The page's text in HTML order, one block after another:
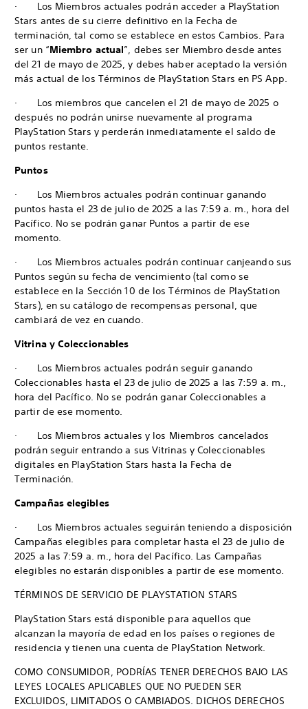
· Los Miembros actuales podrán acceder a PlayStation
Stars antes de su cierre definitivo en la Fecha de
terminación, tal como se establece en estos Cambios. Para
ser un “Miembro actual”, debes ser Miembro desde antes
del 21 de mayo de 2025, y debes haber aceptado la versión
más actual de los Términos de PlayStation Stars en PS App.
· Los miembros que cancelen el 21 de mayo de 2025 o
después no podrán unirse nuevamente al programa
PlayStation Stars y perderán inmediatamente el saldo de
puntos restante.
Puntos
· Los Miembros actuales podrán continuar ganando
puntos hasta el 23 de julio de 2025 a las 7:59 a. m., hora del
Pacífico. No se podrán ganar Puntos a partir de ese
momento.
· Los Miembros actuales podrán continuar canjeando sus
Puntos según su fecha de vencimiento (tal como se
establece en la Sección 10 de los Términos de PlayStation
Stars), en su catálogo de recompensas personal, que
cambiará de vez en cuando.
Vitrina y Coleccionables
· Los Miembros actuales podrán seguir ganando
Coleccionables hasta el 23 de julio de 2025 a las 7:59 a. m.,
hora del Pacífico. No se podrán ganar Coleccionables a
partir de ese momento.
· Los Miembros actuales y los Miembros cancelados
podrán seguir entrando a sus Vitrinas y Coleccionables
digitales en PlayStation Stars hasta la Fecha de
Terminación.
Campañas elegibles
· Los Miembros actuales seguirán teniendo a disposición
Campañas elegibles para completar hasta el 23 de julio de
2025 a las 7:59 a. m., hora del Pacífico. Las Campañas
elegibles no estarán disponibles a partir de ese momento.
TÉRMINOS DE SERVICIO DE PLAYSTATION STARS
PlayStation Stars está disponible para aquellos que
alcanzan la mayoría de edad en los países o regiones de
residencia y tienen una cuenta de PlayStation Network.
COMO CONSUMIDOR, PODRÍAS TENER DERECHOS BAJO LAS
LEYES LOCALES APLICABLES QUE NO PUEDEN SER
EXCLUIDOS, LIMITADOS O CAMBIADOS. DICHOS DERECHOS